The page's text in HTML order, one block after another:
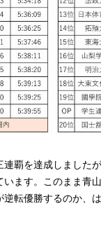
連覇を達成しました
います。このまま青
逆転優勝するのか、